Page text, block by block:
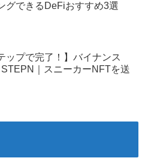
グできるDeFiおすすめ3選
ップで完了！】バイナンス
｜スニーカーNFTを送